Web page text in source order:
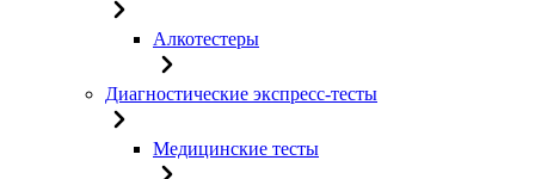
Алкотестеры
Диагностические экспресс-тесты
Медицинские тесты